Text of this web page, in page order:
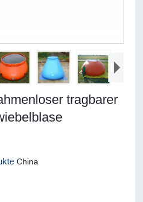
tragbarer
China